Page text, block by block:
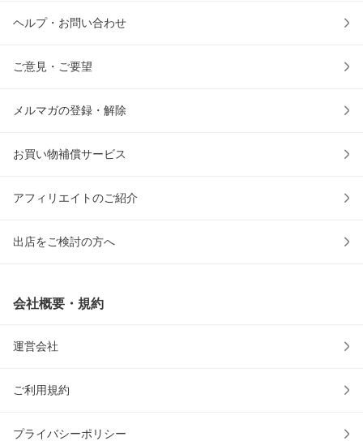
ヘルプ・お問い合わせ
ご意見・ご要望
メルマガの登録・解除
お買い物補償サービス
アフィリエイトのご紹介
出店をご検討の方へ
会社概要・規約
運営会社
ご利用規約
プライバシーポリシー